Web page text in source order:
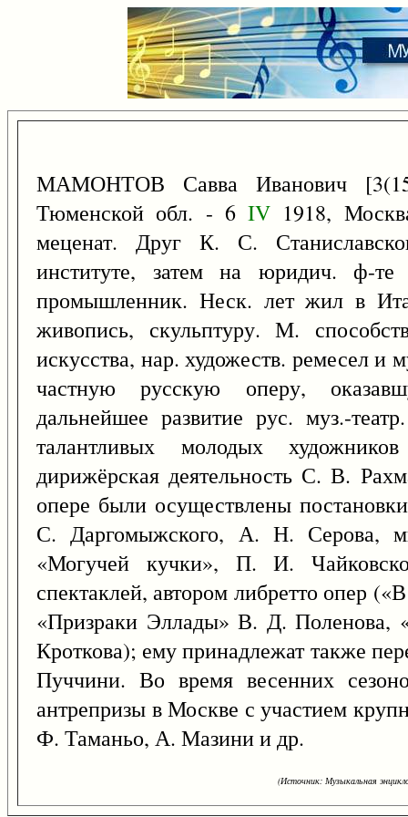
МАМОНТОВ Савва Иванович
Тюменской обл. - 6 IV 1918,
меценат. Друг К. С.
институте, затем на юридич. ф-
промышленник. Неск. лет жил в
живопись, скульптуру. М.
искусства, нар. художеств. ремесел и
частную русскую оперу,
дальнейшее развитие рус. муз.-
талантливых молодых
дирижёрская деятельность С. В.
опере были осуществлены
С. Даргомыжского, А. Н. Серова,
«Могучей кучки», П. И.
спектаклей, автором либретто опер
«Призраки Эллады» В. Д. Поленова,
Кроткова); ему принадлежат также
Пуччини. Во время весенних
антрепризы в Москве с участием
Ф. Таманьо, А. Мазини и др.
(Источник: Музыкальная